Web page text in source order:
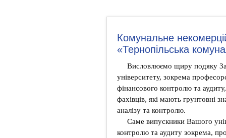
Комунальне
«Тернопільська
Висловлюємо щиру подяку
університету, зокрема
фінансового контролю та
фахівців, які мають грунтовні
аналізу та контролю.
Саме випускники Вашого
контролю та аудиту зокрема,